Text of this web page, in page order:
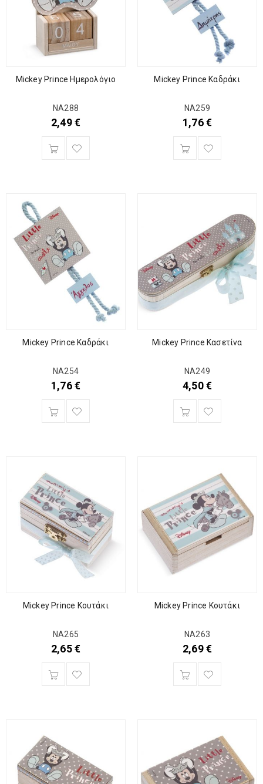
Mickey Prince Ημερολόγιο
ΝΑ288
2,49€
Mickey Prince Καδράκι
ΝΑ259
1,76€
Mickey Prince Καδράκι
ΝΑ254
1,76€
Mickey Prince Κασετίνα
ΝΑ249
4,50€
Mickey Prince Κουτάκι
ΝΑ265
2,65€
Mickey Prince Κουτάκι
ΝΑ263
2,69€